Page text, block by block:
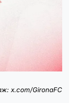
x.com/GironaFC